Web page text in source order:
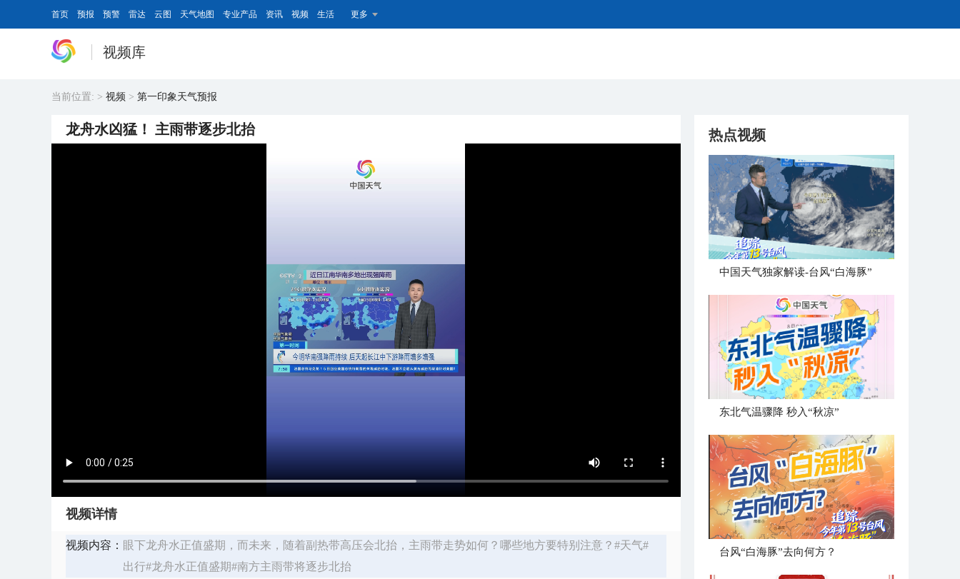
首页 预报 预警 雷达 云图 天气地图 专业产品 资讯 视频 生活 更多
视频库
当前位置: > 视频 > 第一印象天气预报
龙舟水凶猛！ 主雨带逐步北抬
视频详情
视频内容： 眼下龙舟水正值盛期，而未来，随着副热带高压会北抬，主雨带走势如何？哪些地方要特别注意？#天气#
出行#龙舟水正值盛期#南方主雨带将逐步北抬
热点视频
中国天气独家解读-台风“白海豚”
东北气温骤降 秒入“秋凉”
台风“白海豚”去向何方？